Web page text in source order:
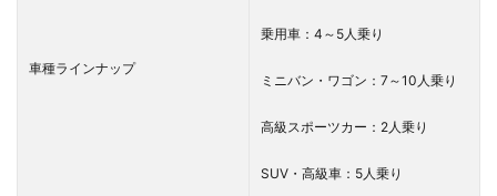
車種ラインナップ
乗用車：4～5人乗り
ミニバン・ワゴン：7～10人乗り
高級スポーツカー：2人乗り
SUV・高級車：5人乗り